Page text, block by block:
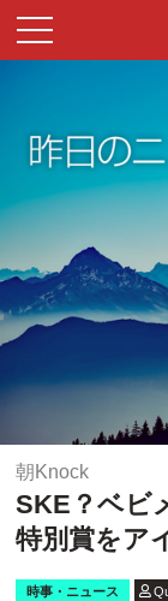
朝Knock
SKE？ベビ
特別賞をア
時事・ニュース